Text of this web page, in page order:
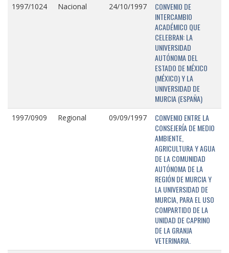
1997/1024 Nacional 24/10/1997
CONVENIO DE
INTERCAMBIO
ACADÉMICO QUE
CELEBRAN: LA
UNIVERSIDAD
AUTÓNOMA DEL
ESTADO DE MÉXICO
(MÉXICO) Y LA
UNIVERSIDAD DE
MURCIA (ESPAÑA)
1997/0909 Regional 09/09/1997
CONVENIO ENTRE LA
CONSEJERÍA DE MEDIO
AMBIENTE,
AGRICULTURA Y AGUA
DE LA COMUNIDAD
AUTÓNOMA DE LA
REGIÓN DE MURCIA Y
LA UNIVERSIDAD DE
MURCIA, PARA EL USO
COMPARTIDO DE LA
UNIDAD DE CAPRINO
DE LA GRANJA
VETERINARIA.